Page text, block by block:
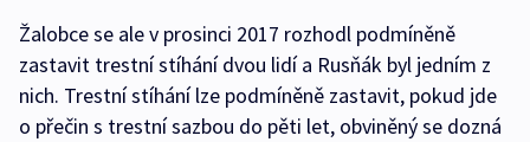
Žalobce se ale v prosinci 2017 rozhodl podmíněně
zastavit trestní stíhání dvou lidí a Rusňák byl jedním z
nich. Trestní stíhání lze podmíněně zastavit, pokud jde
o přečin s trestní sazbou do pěti let, obviněný se dozná